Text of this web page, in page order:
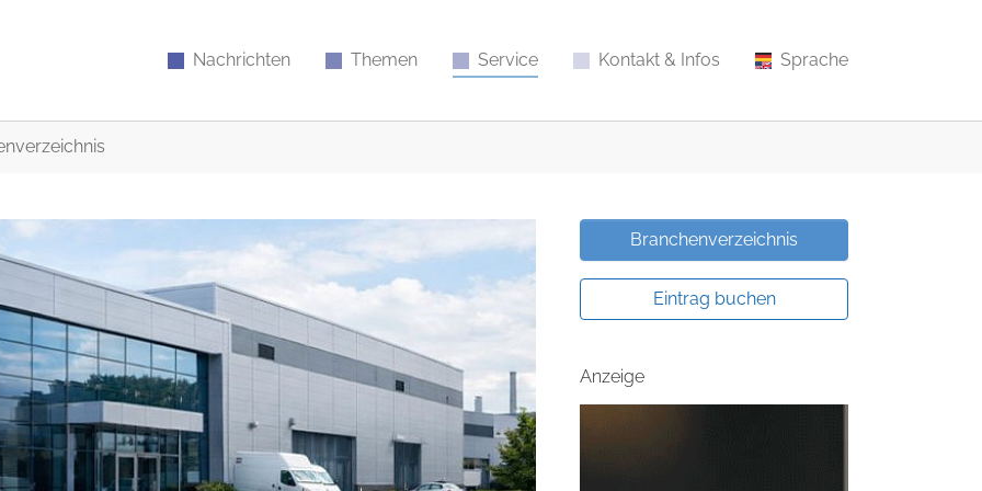
Nachrichten Themen Service Kontakt & Infos Sprache
Branchenverzeichnis
Eintrag buchen
Anzeige